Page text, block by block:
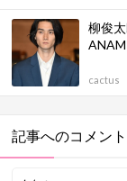
柳俊
cactus
記事へのコメント